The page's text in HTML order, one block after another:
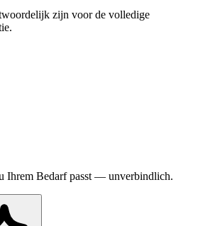
zijn voor de volledige
Ihrem Bedarf passt — unverbindlich.